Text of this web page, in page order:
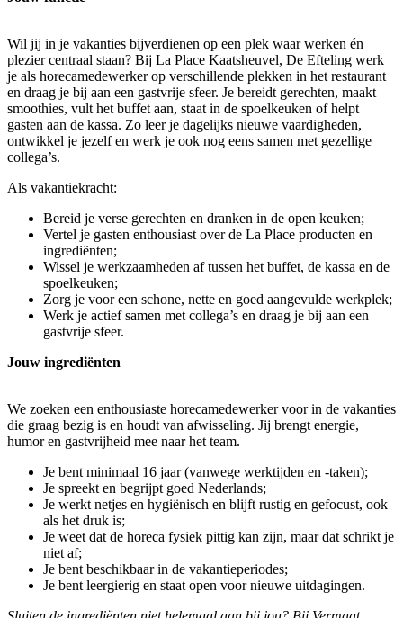
Wil jij in je vakanties bijverdienen op een plek waar werken én
plezier centraal staan? Bij La Place Kaatsheuvel, De Efteling werk
je als horecamedewerker op verschillende plekken in het restaurant
en draag je bij aan een gastvrije sfeer. Je bereidt gerechten, maakt
smoothies, vult het buffet aan, staat in de spoelkeuken of helpt
gasten aan de kassa. Zo leer je dagelijks nieuwe vaardigheden,
ontwikkel je jezelf en werk je ook nog eens samen met gezellige
collega’s.
Als vakantiekracht:
Bereid je verse gerechten en dranken in de open keuken;
Vertel je gasten enthousiast over de La Place producten en
ingrediënten;
Wissel je werkzaamheden af tussen het buffet, de kassa en de
spoelkeuken;
Zorg je voor een schone, nette en goed aangevulde werkplek;
Werk je actief samen met collega’s en draag je bij aan een
gastvrije sfeer.
Jouw ingrediënten
We zoeken een enthousiaste horecamedewerker voor in de vakanties
die graag bezig is en houdt van afwisseling. Jij brengt energie,
humor en gastvrijheid mee naar het team.
Je bent minimaal 16 jaar (vanwege werktijden en -taken);
Je spreekt en begrijpt goed Nederlands;
Je werkt netjes en hygiënisch en blijft rustig en gefocust, ook
als het druk is;
Je weet dat de horeca fysiek pittig kan zijn, maar dat schrikt je
niet af;
Je bent beschikbaar in de vakantieperiodes;
Je bent leergierig en staat open voor nieuwe uitdagingen.